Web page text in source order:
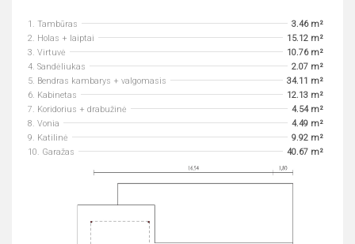
1. Tambūras
3.46 m²
2. Holas + laiptai
15.12 m²
3. Virtuvė
10.76 m²
4. Sandėliukas
2.07 m²
5. Bendras kambarys + valgomasis
34.11 m²
6. Kabinetas
12.13 m²
7. Koridorius + drabužinė
4.54 m²
8. Vonia
4.49 m²
9. Katilinė
9.92 m²
10. Garažas
40.67 m²